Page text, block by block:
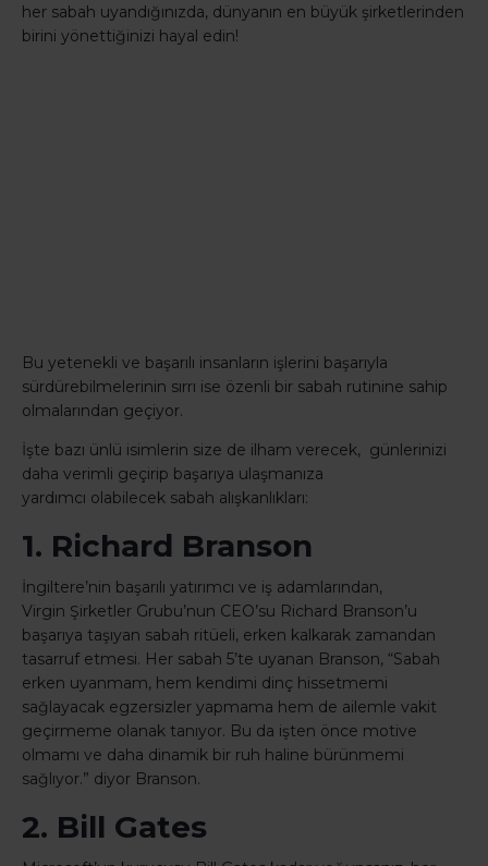
her sabah uyandığınızda, dünyanın en büyük şirketlerinden
birini yönettiğinizi hayal edin!
Bu yetenekli ve başarılı insanların işlerini başarıyla
sürdürebilmelerinin sırrı ise özenli bir sabah rutinine sahip
olmalarından geçiyor.
İşte bazı ünlü isimlerin size de ilham verecek, günlerinizi
daha verimli geçirip başarıya ulaşmanıza
yardımcı olabilecek sabah alışkanlıkları:
1. Richard Branson
İngiltere’nin başarılı yatırımcı ve iş adamlarından,
Virgin Şirketler Grubu’nun CEO’su Richard Branson’u
başarıya taşıyan sabah ritüeli, erken kalkarak zamandan
tasarruf etmesi. Her sabah 5’te uyanan Branson, “Sabah
erken uyanmam, hem kendimi dinç hissetmemi
sağlayacak egzersizler yapmama hem de ailemle vakit
geçirmeme olanak tanıyor. Bu da işten önce motive
olmamı ve daha dinamik bir ruh haline bürünmemi
sağlıyor.” diyor Branson.
2. Bill Gates